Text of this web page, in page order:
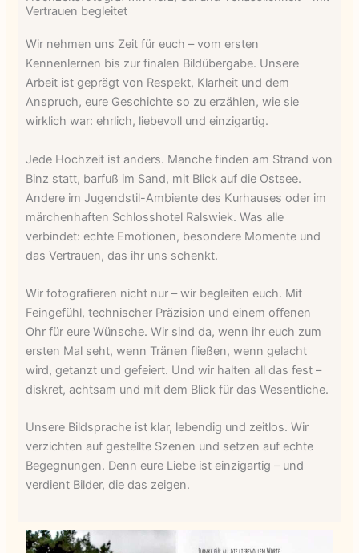
Vertrauen begleitet
Wir nehmen uns Zeit für euch – vom ersten
Kennenlernen bis zur finalen Bildübergabe. Unsere
Arbeit ist geprägt von Respekt, Klarheit und dem
Anspruch, eure Geschichte so zu erzählen, wie sie
wirklich war: ehrlich, liebevoll und einzigartig.
Jede Hochzeit ist anders. Manche finden am Strand von
Binz statt, barfuß im Sand, mit Blick auf die Ostsee.
Andere im Jugendstil-Ambiente des Kurhauses oder im
märchenhaften Schlosshotel Ralswiek. Was alle
verbindet: echte Emotionen, besondere Momente und
das Vertrauen, das ihr uns schenkt.
Wir fotografieren nicht nur – wir begleiten euch. Mit
Feingefühl, technischer Präzision und einem offenen
Ohr für eure Wünsche. Wir sind da, wenn ihr euch zum
ersten Mal seht, wenn Tränen fließen, wenn gelacht
wird, getanzt und gefeiert. Und wir halten all das fest –
diskret, achtsam und mit dem Blick für das Wesentliche.
Unsere Bildsprache ist klar, lebendig und zeitlos. Wir
verzichten auf gestellte Szenen und setzen auf echte
Begegnungen. Denn eure Liebe ist einzigartig – und
verdient Bilder, die das zeigen.